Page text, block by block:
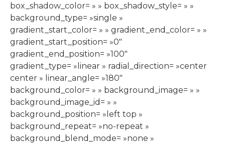
box_shadow_color= » » box_shadow_style= » »
background_type= »single »
gradient_start_color= » » gradient_end_color= » »
gradient_start_position= »0″
gradient_end_position= »100″
gradient_type= »linear » radial_direction= »center
center » linear_angle= »180″
background_color= » » background_image= » »
background_image_id= » »
background_position= »left top »
background_repeat= »no-repeat »
background_blend_mode= »none »